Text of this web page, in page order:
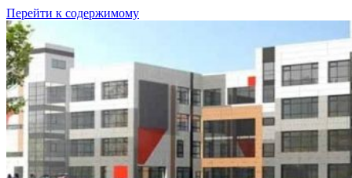
Перейти к содержимому